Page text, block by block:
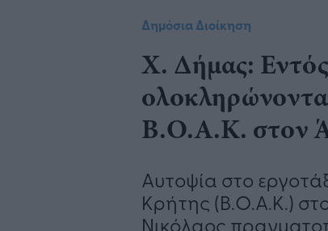
Δημόσια Διοίκηση
Χ. Δήμας: Εντός
Β.Ο.Α.Κ. στον
Αυτοψία στο
Κρήτης (Β.Ο.Α.Κ.)
Νικόλαος